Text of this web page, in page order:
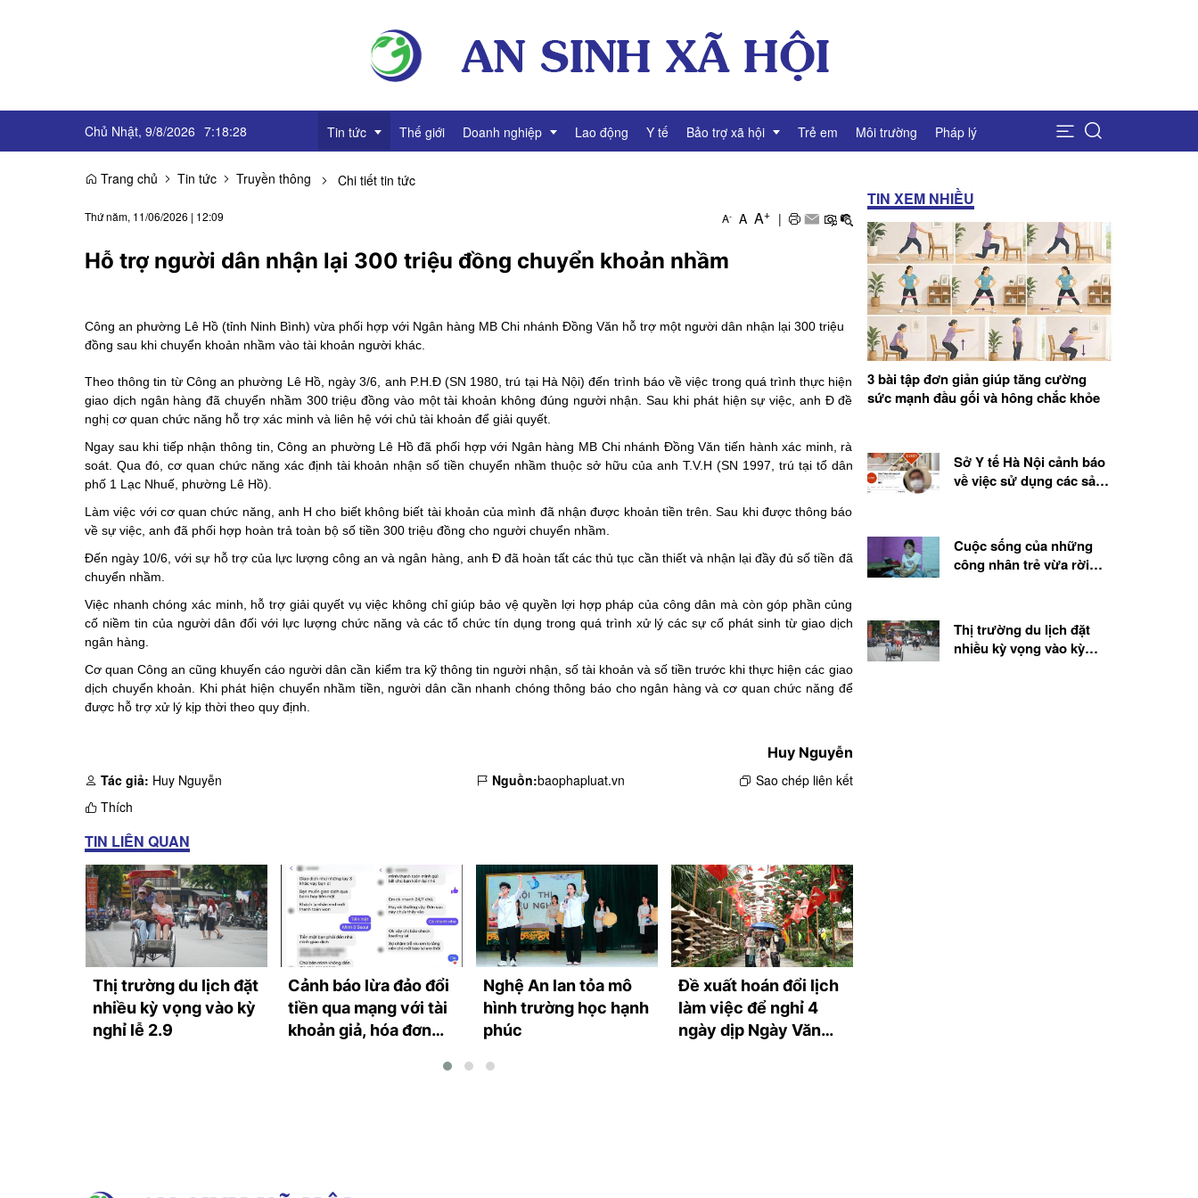
Chủ Nhật, 9/8/2026 7:18:29 Tin tức
Sự kiện
Góc báo chí
Emagazine
Thế giới Doanh nghiệp
Tài chính Doanh nghiệp
Video Doanh nghiệp
Lao động Y tế Bảo trợ xã hội
Giảm nghèo
Bình đẳng giới
Trẻ em Môi trường Pháp lý
Trang chủ Tin tức Truyền thông Chi tiết tin tức
Thứ năm, 11/06/2026 | 12:09 A- A A+ |
Hỗ trợ người dân nhận lại 300 triệu đồng chuyển khoản nhầm
Công an phường Lê Hồ (tỉnh Ninh Bình) vừa phối hợp với Ngân hàng MB Chi nhánh Đồng Văn hỗ trợ một người dân nhận lại 300 triệu
đồng sau khi chuyển khoản nhầm vào tài khoản người khác.
Theo thông tin từ Công an phường Lê Hồ, ngày 3/6, anh P.H.Đ (SN 1980, trú tại Hà Nội) đến trình báo về việc trong quá trình thực hiện
giao dịch ngân hàng đã chuyển nhầm 300 triệu đồng vào một tài khoản không đúng người nhận. Sau khi phát hiện sự việc, anh Đ đề
nghị cơ quan chức năng hỗ trợ xác minh và liên hệ với chủ tài khoản để giải quyết.
Ngay sau khi tiếp nhận thông tin, Công an phường Lê Hồ đã phối hợp với Ngân hàng MB Chi nhánh Đồng Văn tiến hành xác minh, rà
soát. Qua đó, cơ quan chức năng xác định tài khoản nhận số tiền chuyển nhầm thuộc sở hữu của anh T.V.H (SN 1997, trú tại tổ dân
phố 1 Lạc Nhuế, phường Lê Hồ).
Làm việc với cơ quan chức năng, anh H cho biết không biết tài khoản của mình đã nhận được khoản tiền trên. Sau khi được thông báo
về sự việc, anh đã phối hợp hoàn trả toàn bộ số tiền 300 triệu đồng cho người chuyển nhầm.
Đến ngày 10/6, với sự hỗ trợ của lực lượng công an và ngân hàng, anh Đ đã hoàn tất các thủ tục cần thiết và nhận lại đầy đủ số tiền đã
chuyển nhầm.
Việc nhanh chóng xác minh, hỗ trợ giải quyết vụ việc không chỉ giúp bảo vệ quyền lợi hợp pháp của công dân mà còn góp phần củng
cố niềm tin của người dân đối với lực lượng chức năng và các tổ chức tín dụng trong quá trình xử lý các sự cố phát sinh từ giao dịch
ngân hàng.
Cơ quan Công an cũng khuyến cáo người dân cần kiểm tra kỹ thông tin người nhận, số tài khoản và số tiền trước khi thực hiện các giao
dịch chuyển khoản. Khi phát hiện chuyển nhầm tiền, người dân cần nhanh chóng thông báo cho ngân hàng và cơ quan chức năng để
được hỗ trợ xử lý kịp thời theo quy định.
Huy Nguyễn
Tác giả: Huy Nguyễn Nguồn:baophapluat.vn
Sao chép liên kết
Thích
TIN LIÊN QUAN
Thị trường du lịch đặt
nhiều kỳ vọng vào kỳ
nghỉ lễ 2.9
Cảnh báo lừa đảo đổi
tiền qua mạng với tài
khoản giả, hóa đơn
Nghệ An lan tỏa mô
hình trường học hạnh
phúc
Đề xuất hoán đổi lịch
làm việc để nghỉ 4
ngày dịp Ngày Văn
TIN XEM NHIỀU
3 bài tập đơn giản giúp tăng cường
sức mạnh đầu gối và hông chắc khỏe
Sở Y tế Hà Nội cảnh báo
về việc sử dụng các sản
Cuộc sống của những
công nhân trẻ vừa rời
Thị trường du lịch đặt
nhiều kỳ vọng vào kỳ